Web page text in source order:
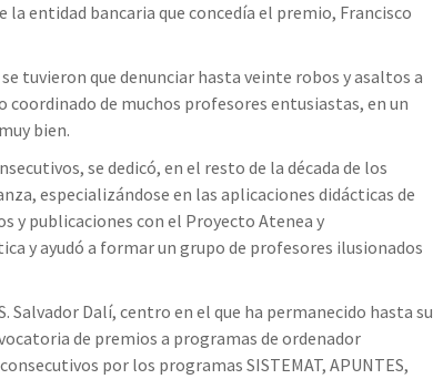
entidad bancaria que concedía el premio, Francisco
tuvieron que denunciar hasta veinte robos y asaltos a
de muchos profesores entusiastas, en un
bien.
se dedicó, en el resto de la década de los
especializándose en las aplicaciones didácticas de
y publicaciones con el Proyecto Atenea y
y ayudó a formar un grupo de profesores ilusionados
Salvador Dalí, centro en el que ha permanecido hasta su
de premios a programas de ordenador
por los programas SISTEMAT, APUNTES,